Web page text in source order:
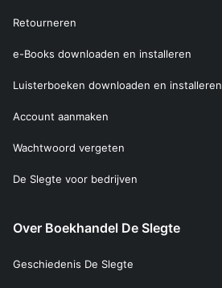
Retourneren
e-Books downloaden en installeren
Luisterboeken downloaden en installeren
Account aanmaken
Wachtwoord vergeten
De Slegte voor bedrijven
Over Boekhandel De Slegte
Geschiedenis De Slegte